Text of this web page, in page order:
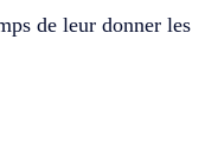
de leur donner les